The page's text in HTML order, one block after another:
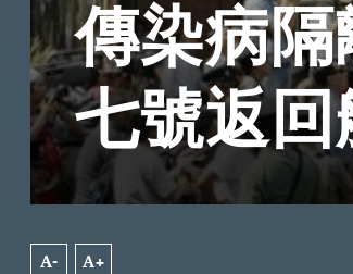
傳染病
七號返回
A- A+